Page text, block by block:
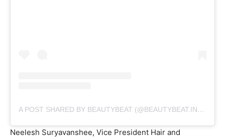
A POST SHARED BY BEAUTYBEAT (@BEAUTYBEAT.IND)
Neelesh Suryavanshee, Vice President Hair and